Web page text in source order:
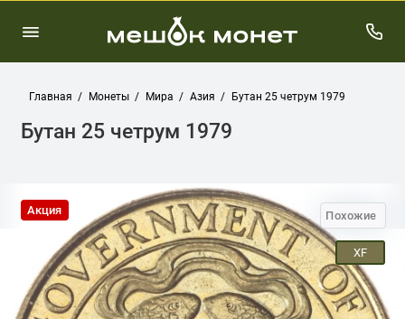
Главная Монеты Мира Азия Бутан 25 четрум 1979
Бутан 25 четрум 1979
Похожие
XF
Акция